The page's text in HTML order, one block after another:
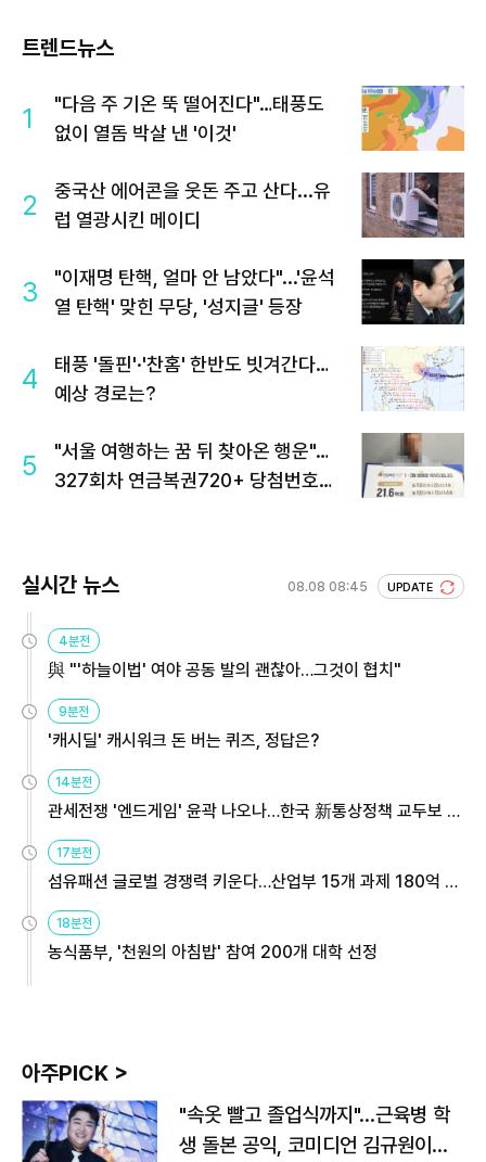
트렌드뉴스
1
"다음 주 기온 뚝 떨어진다"…태풍도
없이 열돔 박살 낸 '이것'
2
중국산 에어콘을 웃돈 주고 산다...유
럽 열광시킨 메이디
3
"이재명 탄핵, 얼마 안 남았다"...'윤석
열 탄핵' 맞힌 무당, '성지글' 등장
4
태풍 '돌핀'·'찬홈' 한반도 빗겨간다…
예상 경로는?
5
"서울 여행하는 꿈 뒤 찾아온 행운"…
327회차 연금복권720+ 당첨번호조
실시간 뉴스 08.08 08:45 UPDATE
4분전
與 "'하늘이법' 여야 공동 발의 괜찮아…그것이 협치"
9분전
'캐시딜' 캐시워크 돈 버는 퀴즈, 정답은?
14분전
관세전쟁 '엔드게임' 윤곽 나오나…한국 新통상정책 교두보 활
용해야
17분전
섬유패션 글로벌 경쟁력 키운다…산업부 15개 과제 180억 지
원
18분전
농식품부, '천원의 아침밥' 참여 200개 대학 선정
아주PICK >
"속옷 빨고 졸업식까지"…근육병 학
생 돌본 공익, 코미디언 김규원이었